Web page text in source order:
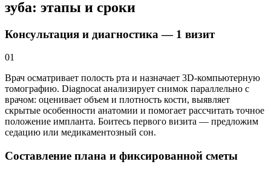
зуба: этапы и сроки
Консультация и диагностика — 1 визит
01
Врач осматривает полость рта и назначает 3D-компьютерную
томографию. Diagnocat анализирует снимок параллельно с
врачом: оценивает объем и плотность кости, выявляет
скрытые особенности анатомии и помогает рассчитать точное
положение импланта. Боитесь первого визита — предложим
седацию или медикаментозный сон.
Составление плана и фиксированной сметы